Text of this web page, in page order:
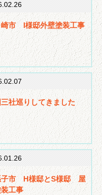
崎市 I様邸外壁塗装工事
社巡りしてきました
子市 H様邸とS様邸 屋
工事